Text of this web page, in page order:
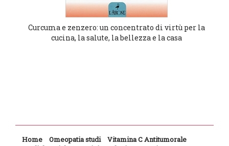
Curcuma e zenzero: un concentrato di virtù per la
cucina, la salute, la bellezza e la casa
Home Omeopatia studi
Vitamina C Antitumorale